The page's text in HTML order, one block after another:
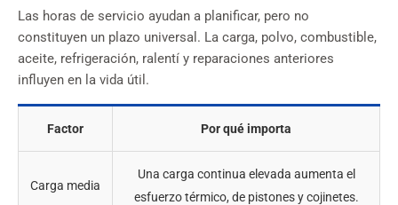
Las horas de servicio ayudan a planificar, pero no
constituyen un plazo universal. La carga, polvo, combustible,
aceite, refrigeración, ralentí y reparaciones anteriores
influyen en la vida útil.
Factor Por qué importa
Carga media
Una carga continua elevada aumenta el
esfuerzo térmico, de pistones y cojinetes.